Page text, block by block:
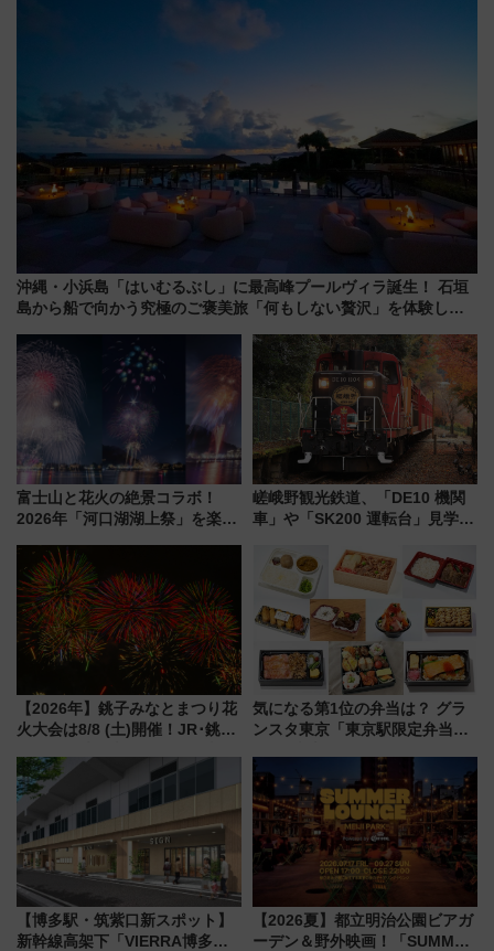
沖縄・小浜島「はいむるぶし」に最高峰プールヴィラ誕生！ 石垣
島から船で向かう究極のご褒美旅「何もしない贅沢」を体験して
富士山と花火の絶景コラボ！
2026年「河口湖湖上祭」を楽し
ススメ
嵯峨野観光鉄道、「DE10 機関
車」や「SK200 運転台」見学ツ
トの一環で激レア体験できちゃ
うかも 参加方法やスケジュール
をご紹介
【2026年】銚子みなとまつり花
火大会は8/8 (土)開催！JR･銚子
報、利根川に咲く8,000発の大迫
力＆屋台を満喫
気になる第1位の弁当は？ グラ
ンスタ東京「東京駅限定弁当
【博多駅・筑紫口新スポット】
新幹線高架下「VIERRA博多テ
【2026夏】都立明治公園ビアガ
ーデン＆野外映画！「SUMMER